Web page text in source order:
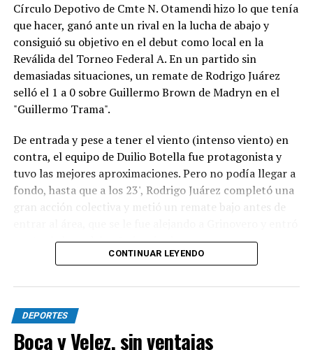
Círculo Depotivo de Cmte N. Otamendi hizo lo que tenía
que hacer, ganó ante un rival en la lucha de abajo y
consiguió su objetivo en el debut como local en la
Reválida del Torneo Federal A. En un partido sin
demasiadas situaciones, un remate de Rodrigo Juárez
selló el 1 a 0 sobre Guillermo Brown de Madryn en el
"Guillermo Trama".
De entrada y pese a tener el viento (intenso viento) en
contra, el equipo de Duilio Botella fue protagonista y
tuvo las mejores aproximaciones. Pero no podía llegar a
fondo, hasta que a los 23', Rodrigo Juárez completó una
gran acción colectiva y metió un remate bajo antes de
contra la base del caño izquierdo.
no se acercaba al área de Pedro Fernández y, parecía,
que si el local acertaba en alguna contra podía lastimar.
Sin embargo, lo único que pasó fue un remate de Rivero
que se fue por encima del travesaño.
CONTINUAR LEYENDO
DEPORTES
Boca y Velez, sin ventajas